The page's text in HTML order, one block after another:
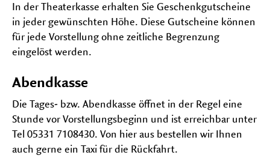
In der Theaterkasse erhalten Sie Geschenkgutscheine
in jeder gewünschten Höhe. Diese Gutscheine können
für jede Vorstellung ohne zeitliche Begrenzung
eingelöst werden.
Abendkasse
Die Tages- bzw. Abendkasse öffnet in der Regel eine
Stunde vor Vorstellungsbeginn und ist erreichbar unter
Tel 05331 7108430. Von hier aus bestellen wir Ihnen
auch gerne ein Taxi für die Rückfahrt.